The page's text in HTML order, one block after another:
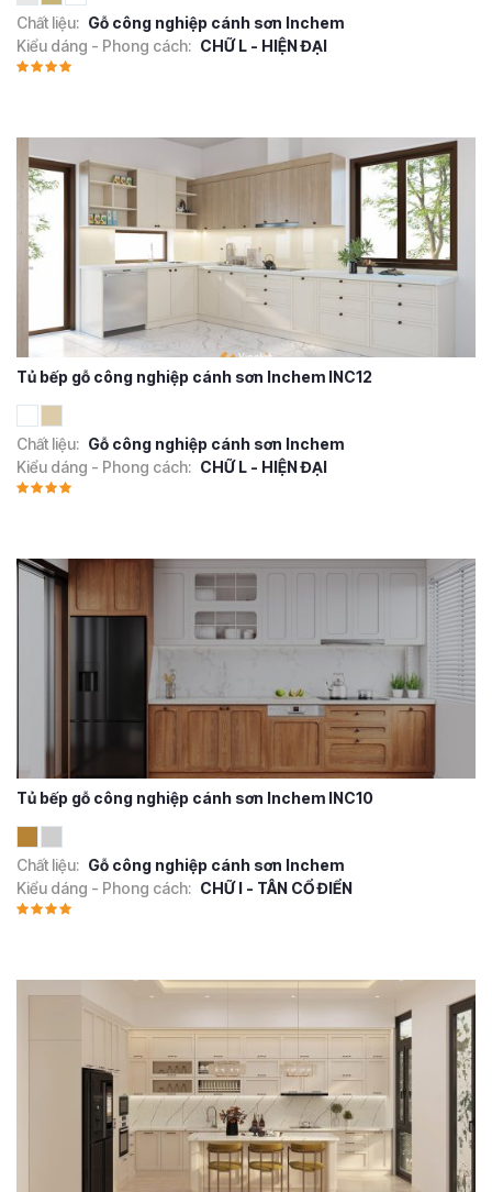
Chất liệu: Gỗ công nghiệp cánh sơn Inchem
Kiểu dáng - Phong cách: CHỮ L - HIỆN ĐẠI
Tủ bếp gỗ công nghiệp cánh sơn Inchem INC12
Chất liệu: Gỗ công nghiệp cánh sơn Inchem
Kiểu dáng - Phong cách: CHỮ L - HIỆN ĐẠI
Tủ bếp gỗ công nghiệp cánh sơn Inchem INC10
Chất liệu: Gỗ công nghiệp cánh sơn Inchem
Kiểu dáng - Phong cách: CHỮ I - TÂN CỔ ĐIỂN